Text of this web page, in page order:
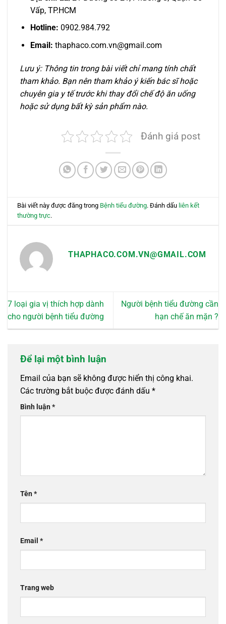
Vấp, TP.HCM
Hotline: 0902.984.792
Email: thaphaco.com.vn@gmail.com
Lưu ý: Thông tin trong bài viết chỉ mang tính chất
tham khảo. Bạn nên tham khảo ý kiến bác sĩ hoặc
chuyên gia y tế trước khi thay đổi chế độ ăn uống
hoặc sử dụng bất kỳ sản phẩm nào.
Đánh giá post
Bài viết này được đăng trong Bệnh tiểu đường. Đánh dấu liên kết
thường trực.
THAPHACO.COM.VN@GMAIL.COM
7 loại gia vị thích hợp dành
cho người bệnh tiểu đường
Người bệnh tiểu đường cần
hạn chế ăn mặn ?
Để lại một bình luận
Email của bạn sẽ không được hiển thị công khai.
Các trường bắt buộc được đánh dấu *
Bình luận*
Tên*
Email *
Trang web